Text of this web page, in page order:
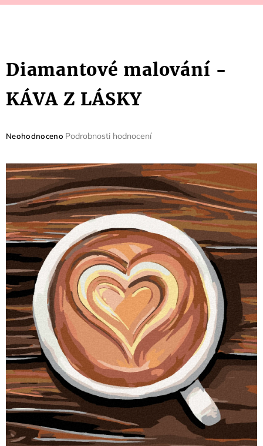
Diamantové malování -
KÁVA Z LÁSKY
Průměrné
je
0,0
5
hvězdiček.
Neohodnoceno Podrobnosti hodnocení